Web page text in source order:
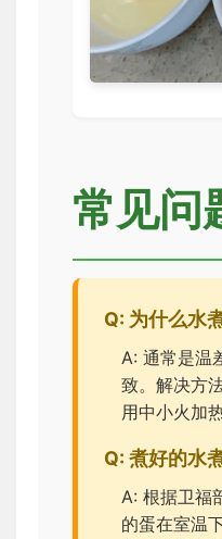
常见问
Q: 为什么水
A: 通常是温
致。解决方
用中小火加热
Q: 煮好的水
A: 根据卫福
的蛋在室温